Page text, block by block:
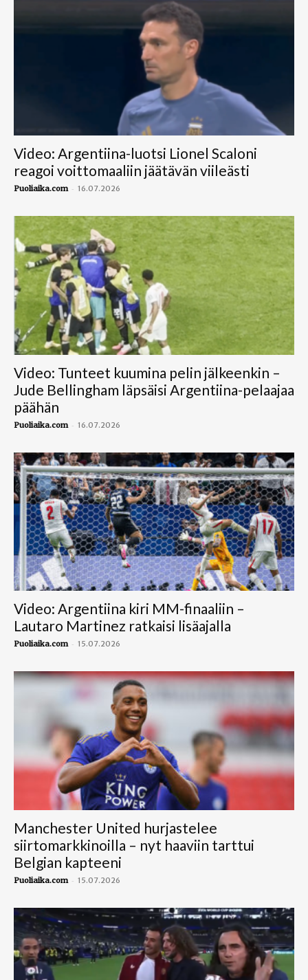
Video: Argentiina-luotsi Lionel Scaloni
reagoi voittomaaliin jäätävän viileästi
Puoliaika.com - 16.07.2026
Video: Tunteet kuumina pelin jälkeenkin –
Jude Bellingham läpsäisi Argentiina-pelaajaa
päähän
Puoliaika.com - 16.07.2026
Video: Argentiina kiri MM-finaaliin –
Lautaro Martinez ratkaisi lisäajalla
Puoliaika.com - 15.07.2026
Manchester United hurjastelee
siirtomarkkinoilla – nyt haaviin tarttui
Belgian kapteeni
Puoliaika.com - 15.07.2026